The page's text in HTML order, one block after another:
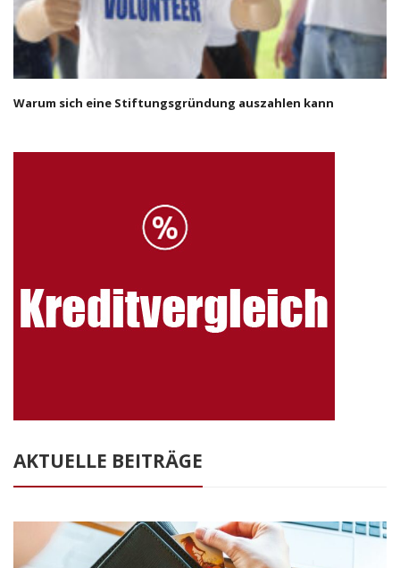
Warum sich eine Stiftungsgründung auszahlen kann
AKTUELLE BEITRÄGE